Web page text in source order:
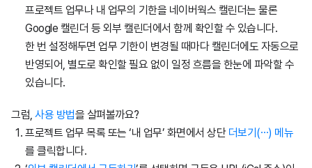
프로젝트 업무나 내 업무의 기한을 네이버웍스 캘린더는 물론
Google 캘린더 등 외부 캘린더에서 함께 확인할 수 있습니다.
한 번 설정해두면 업무 기한이 변경될 때마다 캘린더에도 자동으로
반영되어, 별도로 확인할 필요 없이 일정 흐름을 한눈에 파악할 수
있습니다.
그럼, 사용 방법을 살펴볼까요?
프로젝트 업무 목록 또는 ‘내 업무’ 화면에서 상단 더보기(⋯) 메뉴
를 클릭합니다.